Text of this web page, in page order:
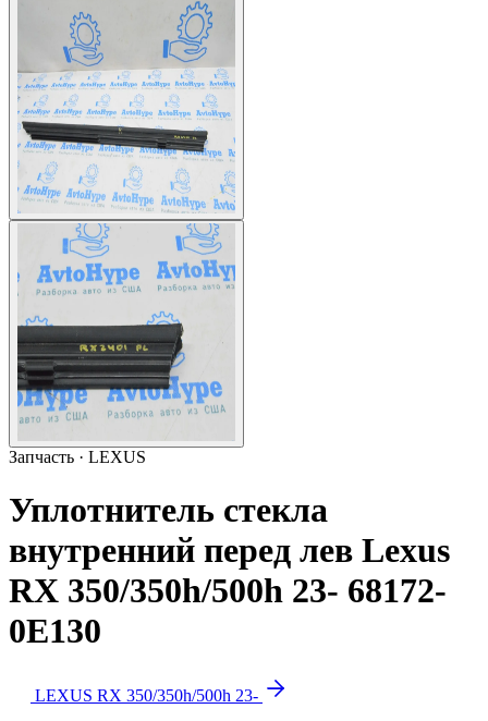
Запчасть · LEXUS
Уплотнитель стекла
внутренний перед лев Lexus
RX 350/350h/500h 23- 68172-
0E130
LEXUS RX 350/350h/500h 23-